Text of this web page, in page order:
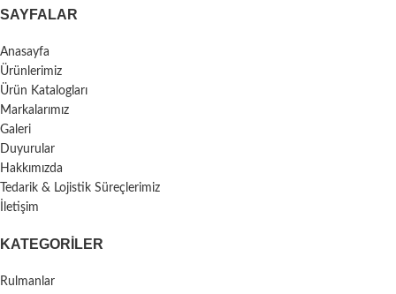
SAYFALAR
Anasayfa
Ürünlerimiz
Ürün Katalogları
Markalarımız
Galeri
Duyurular
Hakkımızda
Tedarik & Lojistik Süreçlerimiz
İletişim
KATEGORILER
Rulmanlar